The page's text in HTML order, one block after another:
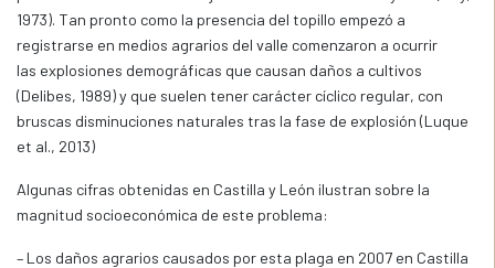
1973). Tan pronto como la presencia del topillo empezó a
registrarse en medios agrarios del valle comenzaron a ocurrir
las explosiones demográficas que causan daños a cultivos
(Delibes, 1989) y que suelen tener carácter cíclico regular, con
bruscas disminuciones naturales tras la fase de explosión (Luque
et al., 2013)
Algunas cifras obtenidas en Castilla y León ilustran sobre la
magnitud socioeconómica de este problema:
– Los daños agrarios causados por esta plaga en 2007 en Castilla